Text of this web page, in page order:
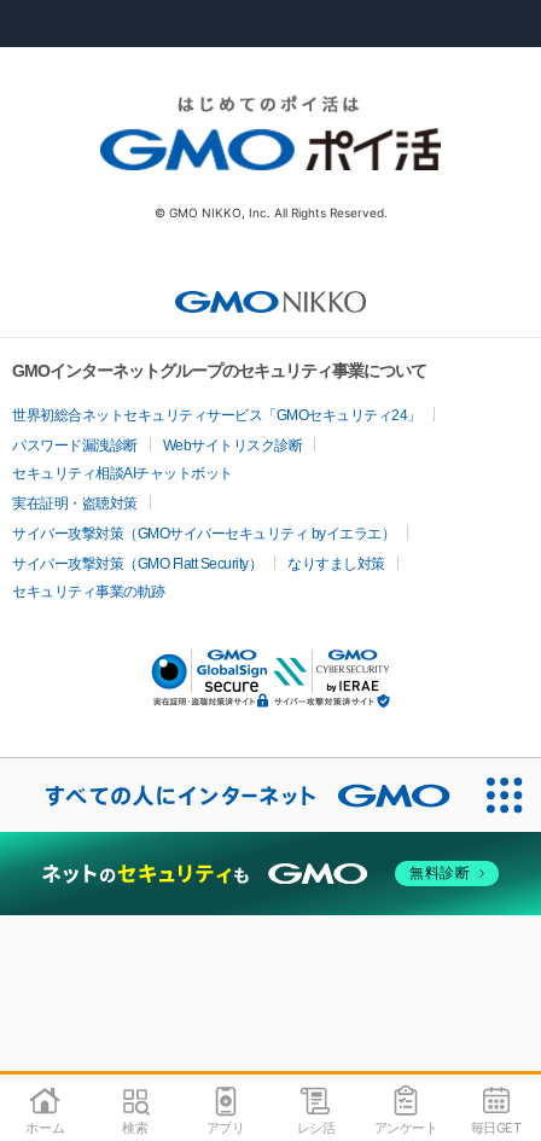
ホーム 検索 アプリ レシ活 アンケート 毎日GET
© GMO NIKKO, Inc. All Rights Reserved.
GMOインターネットグループのセキュリティ事業について
世界初総合ネットセキュリティサービス「GMOセキュリティ24」
パスワード漏洩診断
Webサイトリスク診断
セキュリティ相談AIチャットボット
実在証明・盗聴対策
サイバー攻撃対策（GMOサイバーセキュリティ byイエラエ）
サイバー攻撃対策（GMO Flatt Security）
なりすまし対策
セキュリティ事業の軌跡
無料診断